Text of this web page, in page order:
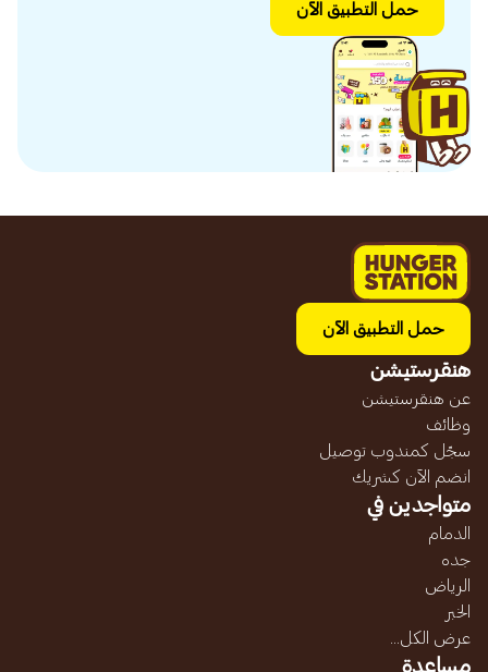
حمل التطبيق الآن
حمل التطبيق الآن
هنقرستيشن
عن هنقرستيشن
وظائف
سجّل كمندوب توصيل
انضم الآن كشريك
متواجدين في
الدمام
جده
الرياض
الخبر
عرض الكل...
مساعدة